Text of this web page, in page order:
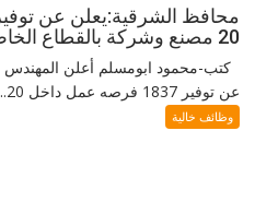
20 مصنع وشركة بالقطاع الخاص
كتب-محمود ابومسلم أعلن
عن توفير 1837 فرصه عمل داخل 20...
وظائف خالية